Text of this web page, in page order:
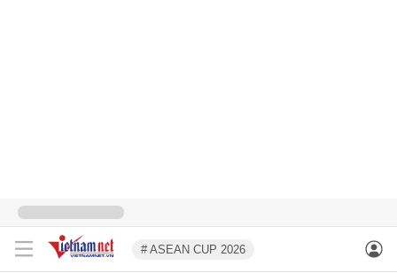
# ASEAN CUP 2026